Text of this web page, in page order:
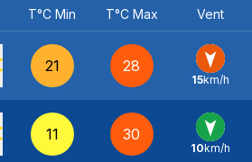
T°C Min T°C Max Vent
21 28
N -
15km/h
11 30
N -
10km/h